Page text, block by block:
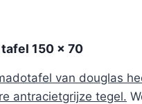
tafel 150 x 70
van douglas
antracietgrijze tegel.